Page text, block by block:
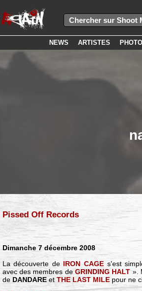
NEWS ARTISTES
Pissed Off Records
Dimanche 7 décembre 2008
La découverte de IRON CAGE s'est
avec des membres deGRINDING HALT ».
de DANDAREet THE LAST MILEpour ne